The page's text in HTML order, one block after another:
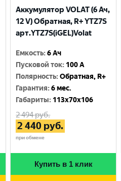
Аккумулятор VOLAT (6 Ач,
12 V) Обратная, R+ YTZ7S
арт.YTZ7S(iGEL)Volat
Емкость:6 Ач
Пусковой ток: 100 A
Полярность:Обратная, R+
Гарантия:6 мес.
Габариты: 113x70x106
2 494руб.
2 440 руб.
при обмене
Купить в 1 клик